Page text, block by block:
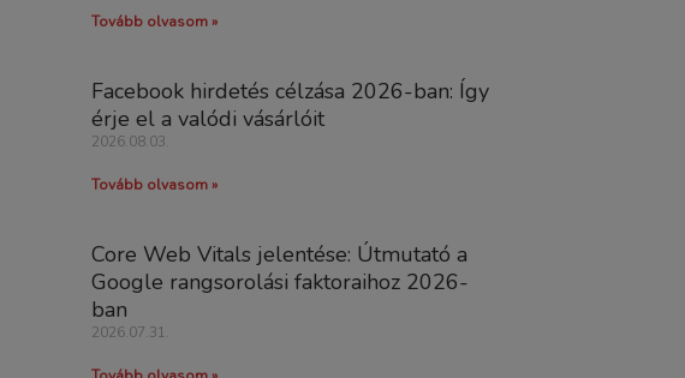
Tovább olvasom »
Facebook hirdetés célzása 2026-ban: Így
érje el a valódi vásárlóit
2026.08.03.
Tovább olvasom »
Core Web Vitals jelentése: Útmutató a
Google rangsorolási faktoraihoz 2026-
ban
2026.07.31.